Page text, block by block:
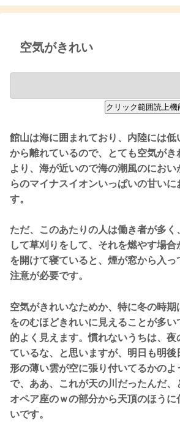
空気がきれい
館山は海に囲まれており、内陸には低
から離れているので、とても空気がき
より、海が近いので海の潮風のにお
らのマイナスイオンいっぱいの甘いに
す。
ただ、このあたりの人は働き者が多
して草刈りをして、それを燃やす場
を開けて寝ていると、煙が窓から入っ
注意が必要です。
空気がきれいなためか、特に冬の時期
をのむほどきれいに見えることが多
的よく見えます。慣れないうちは、
ているな、と思いますが、明日も明後
形の薄い雲が空に張り付いてるかのよ
で、ああ、これが天の川だったんだ、
オペア座のｗの部分から天頂のほうに
いです。